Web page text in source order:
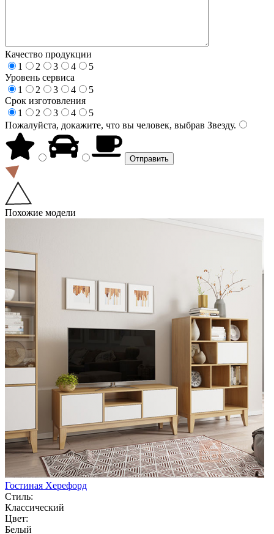
Качество продукции
1
2 3 4
5
Уровень сервиса
1
2 3 4
5
Срок изготовления
1
2 3 4
5
Пожалуйста, докажите, что вы человек, выбрав Звезду.
Похожие модели
Гостиная Херефорд
Стиль:
Классический
Цвет:
Белый